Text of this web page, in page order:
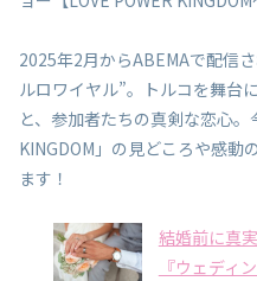
2025年2月からABEMAで配信
ルロワイヤル”。トルコを舞台
と、参加者たちの真剣な恋心
KINGDOM」の見どころや感動
ます！
結婚前に真
『ウェディ